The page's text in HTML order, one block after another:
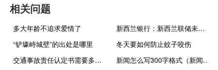
相关问题
多大年龄不追求爱情了
新西兰银行：新西兰联储未像预期那般强硬纽元随之下跌
“铲壕峙城壁”的出处是哪里
冬天要如何防止蚊子咬伤
交通事故责任认定书需要多长时间可以拿到
新闻怎么写300字格式（新闻怎么写300字）